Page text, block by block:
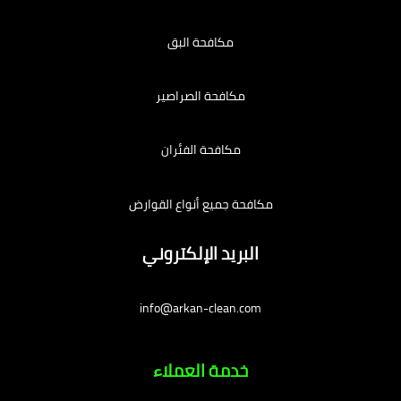
مكافحة البق
مكافحة الصراصير
مكافحة الفئران
مكافحة جميع أنواع القوارض
البريد الإلكتروني
info@arkan-clean.com
خدمة العملاء